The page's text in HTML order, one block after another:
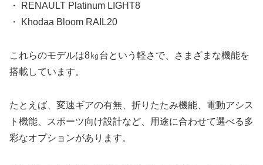
・ RENAULT Platinum LIGHT8
・ Khodaa Bloom RAIL20
これらのモデルは8㎏台という軽さで、さまざまな機能を
搭載しています。
たとえば、変速ギアの有無、折りたたみ機能、電動アシス
ト機能、スポーツ向け設計など、用途に合わせて選べる多
彩なオプションがあります。